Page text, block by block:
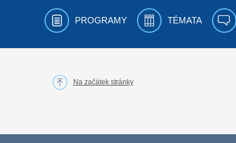
PROGRAMY TÉMATA
Na začátek stránky